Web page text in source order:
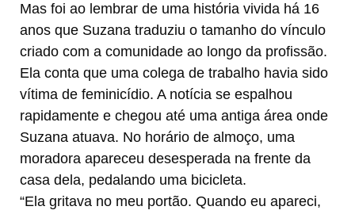
Mas foi ao lembrar de uma história vivida há 16
anos que Suzana traduziu o tamanho do vínculo
criado com a comunidade ao longo da profissão.
Ela conta que uma colega de trabalho havia sido
vítima de feminicídio. A notícia se espalhou
rapidamente e chegou até uma antiga área onde
Suzana atuava. No horário de almoço, uma
moradora apareceu desesperada na frente da
casa dela, pedalando uma bicicleta.
“Ela gritava no meu portão. Quando eu apareci,